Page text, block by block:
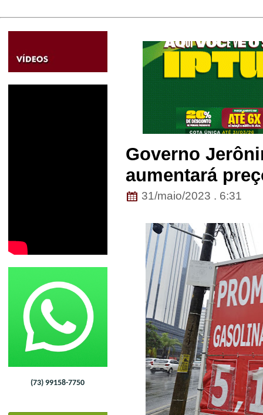
(73) 99158-7750
Governo
aumentará
31/maio/2023 . 6:31